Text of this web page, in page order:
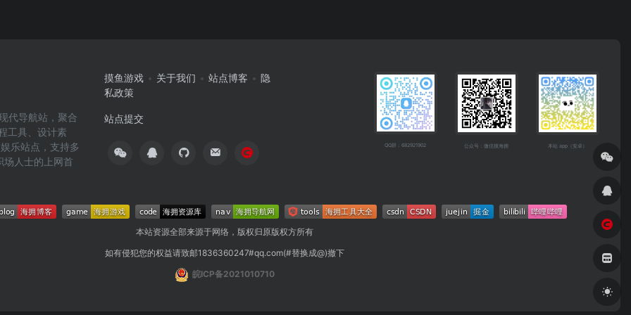
代导航站，聚合
工具、设计素
乐站点，支持多
场人士的上网首
摸鱼游戏 关于我们 站点博客
隐
私政策
站点提交
QQ群：682921902 公众号：微信搜海拥 本站 app（安卓）
本站资源全部来源于网络，版权归原版权方所有
如有侵犯您的权益请致邮1836360247#qq.com(#替换成@)撤下
皖ICP备2021010710